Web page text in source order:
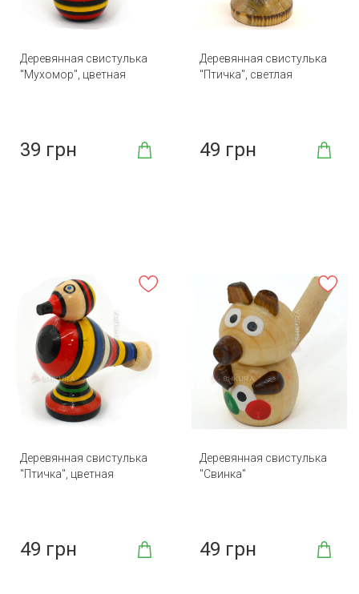
Деревянная свистулька
"Мухомор", цветная
39 грн
Деревянная свистулька
"Птичка", светлая
49 грн
Деревянная свистулька
"Птичка", цветная
49 грн
Деревянная свистулька
"Свинка"
49 грн